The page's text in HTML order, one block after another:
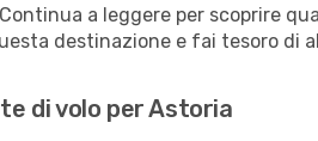
a leggere per scoprire
destinazione e fai tesoro
di volo per Astoria